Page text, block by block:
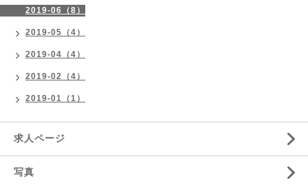
2019-06（8）
2019-05（4）
2019-04（4）
2019-02（4）
2019-01（1）
求人ページ
写真